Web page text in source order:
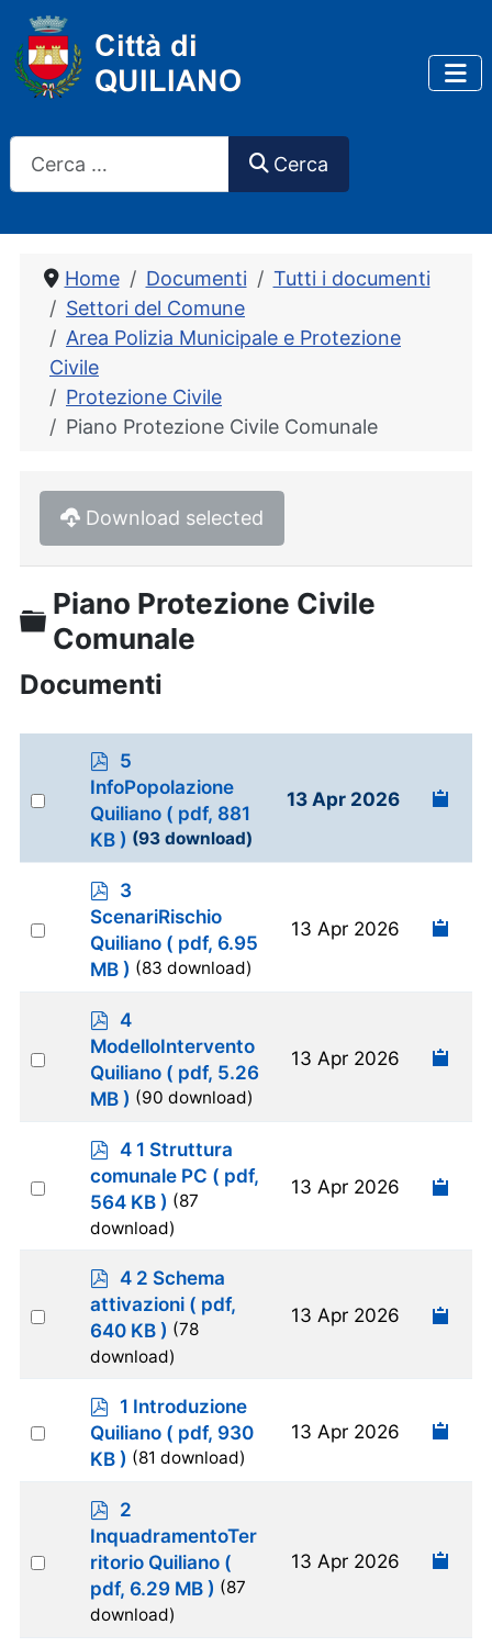
Cerca
Home Documenti
Tutti i documenti
Settori del Comune
Area Polizia Municipale e Protezione
Civile
Protezione Civile
Piano Protezione Civile Comunale
Download selected
Cartella
Piano Protezione Civile
Comunale
Documenti
Select
p
d
f
5
InfoPopolazione
Quiliano ( pdf, 881
KB ) (93 download)
13 Apr 2026
Select
p
d
f
3
ScenariRischio
Quiliano ( pdf, 6.95
MB ) (83 download)
13 Apr 2026
Select
p
d
f
4
ModelloIntervento
Quiliano ( pdf, 5.26
MB ) (90 download)
13 Apr 2026
Select
p
d
f
4 1 Struttura
comunale PC ( pdf,
564 KB ) (87
download)
13 Apr 2026
Select
p
d
f
4 2 Schema
attivazioni ( pdf,
640 KB ) (78
download)
13 Apr 2026
Select
p
d
f
1 Introduzione
Quiliano ( pdf, 930
KB ) (81 download)
13 Apr 2026
Select
p
d
f
2
InquadramentoTer
ritorio Quiliano (
pdf, 6.29 MB ) (87
download)
13 Apr 2026